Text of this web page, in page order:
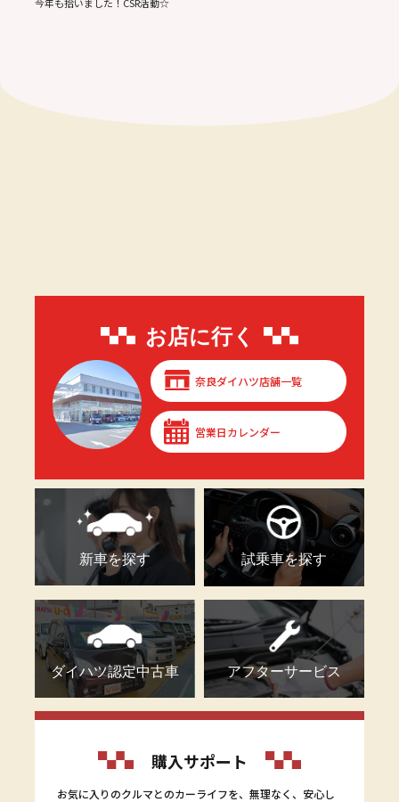
お店に行く
奈良ダイハツ店舗一覧
営業日カレンダー
新車を探す 試乗車を探す
ダイハツ認定中古車 アフターサービス
購入サポート
お気に入りのクルマとのカーライフを、無理なく、安心し